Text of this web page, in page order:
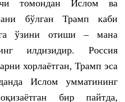
томондан Ислом ва
бўлган Трамп каби
ўзини отиши – мана
илдизидир. Россия
хорлаётган, Трамп эса
Ислом умматининг
бир пайтда,